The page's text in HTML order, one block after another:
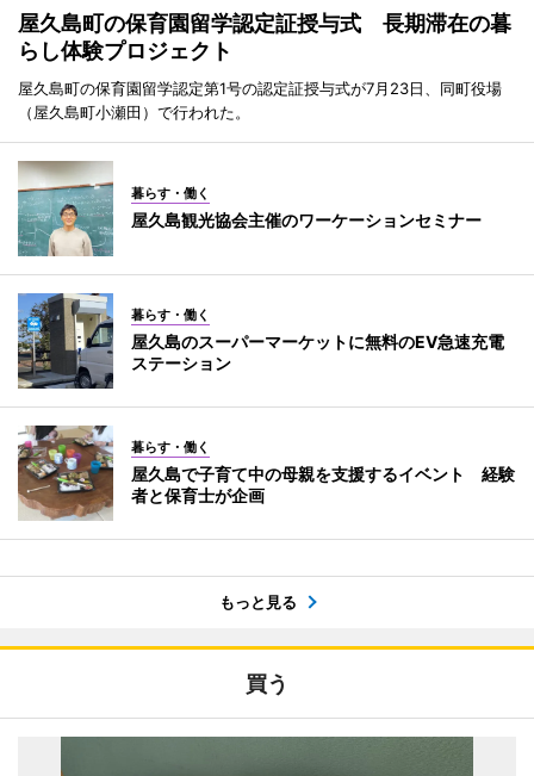
屋久島町の保育園留学認定証授与式 長期滞在の暮
らし体験プロジェクト
屋久島町の保育園留学認定第1号の認定証授与式が7月23日、同町役場
（屋久島町小瀬田）で行われた。
暮らす・働く
屋久島観光協会主催のワーケーションセミナー
暮らす・働く
屋久島のスーパーマーケットに無料のEV急速充電
ステーション
暮らす・働く
屋久島で子育て中の母親を支援するイベント 経験
者と保育士が企画
もっと見る
買う